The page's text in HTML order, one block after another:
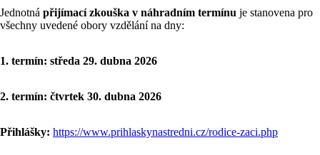
Jednotná přijímací zkouška v náhradním termínu je stanovena pro
všechny uvedené obory vzdělání na dny:
1. termín: středa 29. dubna 2026
2. termín: čtvrtek 30. dubna 2026
Přihlášky: https://www.prihlaskynastredni.cz/rodice-zaci.php